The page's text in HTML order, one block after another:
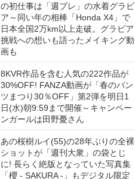
の初仕事は「週プレ」の水着グラビ
ア～同い年の相棒「Honda X4」で
日本全国2万km以上走破。グラビア
挑戦への想いも語ったメイキング動
画も
8KVR作品を含む人気の222作品が
30%OFF! FANZA動画が「春のパン
ツまつり30％OFF」第2弾を明日1
日(水)朝9:59まで開催～キャンペー
ンガールは田野憂さん
あの桜樹ルイ(55)の28年ぶりの全裸
ショットが「週刊大衆」の袋とじ
に! 長らく絶版となっていた写真集
「櫻 - SAKURA -」もデジタル限定